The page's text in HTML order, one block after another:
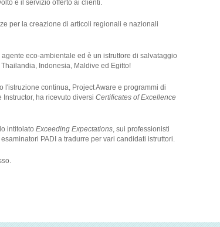
e il servizio offerto ai clienti.
per la creazione di articoli regionali e nazionali
eco-ambientale ed è un istruttore di salvataggio
Indonesia, Maldive ed Egitto!
continua, Project Aware e programmi di
ha ricevuto diversi Certificates of Excellence
intitolato Exceeding Expectations, sui professionisti
PADI a tradurre per vari candidati istruttori.